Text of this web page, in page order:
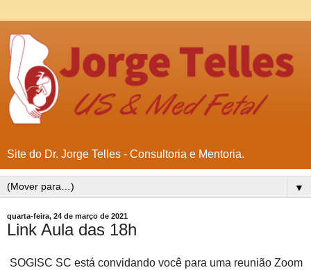
Site do Dr. Jorge Telles - Consultoria e Mentoria.
▼
quarta-feira, 24 de março de 2021
Link Aula das 18h
SOGISC SC está convidando você para uma reunião Zoom